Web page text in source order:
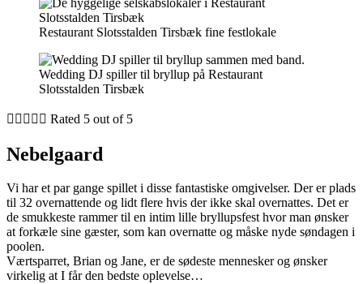
Restaurant Slotsstalden Tirsbæk fine festlokale
Wedding DJ spiller til bryllup på Restaurant
Slotsstalden Tirsbæk
     Rated 5 out of 5
Nebelgaard
Vi har et par gange spillet i disse fantastiske omgivelser. Der er plads
til 32 overnattende og lidt flere hvis der ikke skal overnattes. Det er
de smukkeste rammer til en intim lille bryllupsfest hvor man ønsker
at forkæle sine gæster, som kan overnatte og måske nyde søndagen i
poolen.
Værtsparret, Brian og Jane, er de sødeste mennesker og ønsker
virkelig at I får den bedste oplevelse…